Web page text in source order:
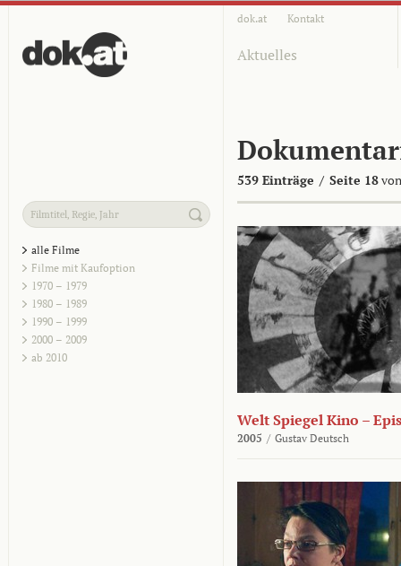
dok.at Kontakt
Aktuelles
539 Einträge / Seite 18
alle Filme
Filme mit Kaufoption
1970 – 1979
1980 – 1989
1990 – 1999
2000 – 2009
ab 2010
Welt Spiegel Kino –
2005 / Gustav Deutsch